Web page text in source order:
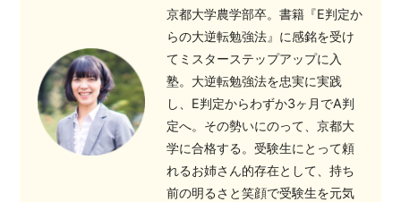
京都大学農学部卒。書籍『E判定か
らの大逆転勉強法』に感銘を受け
てミスターステップアップに入
塾。大逆転勉強法を忠実に実践
し、E判定からわずか3ヶ月でA判
定へ。その勢いにのって、京都大
学に合格する。受験生にとって頼
れるお姉さん的存在として、持ち
前の明るさと笑顔で受験生を元気